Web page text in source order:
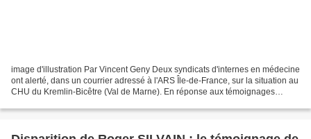
image d'illustration Par Vincent Geny Deux syndicats d'internes en médecine
ont alerté, dans un courrier adressé à l'ARS Île-de-France, sur la situation au
CHU du Kremlin-Bicêtre (Val de Marne). En réponse aux témoignages